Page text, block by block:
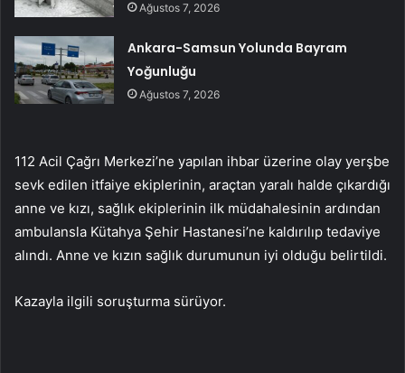
Ağustos 7, 2026
Ankara-Samsun Yolunda Bayram
Yoğunluğu
Ağustos 7, 2026
112 Acil Çağrı Merkezi’ne yapılan ihbar üzerine olay yerşbe
sevk edilen itfaiye ekiplerinin, araçtan yaralı halde çıkardığı
anne ve kızı, sağlık ekiplerinin ilk müdahalesinin ardından
ambulansla Kütahya Şehir Hastanesi’ne kaldırılıp tedaviye
alındı. Anne ve kızın sağlık durumunun iyi olduğu belirtildi.
Kazayla ilgili soruşturma sürüyor.